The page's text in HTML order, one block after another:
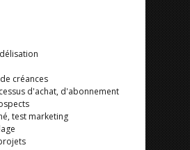
créances
d'achat, d'abonnement
test marketing